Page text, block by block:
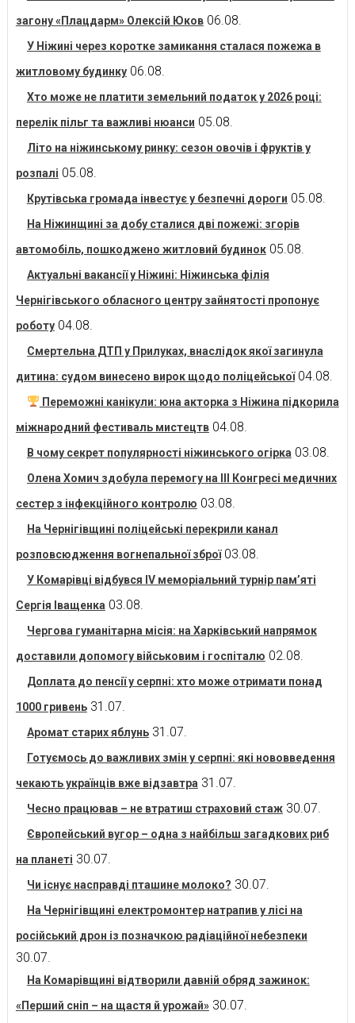
загону «Плацдарм» Олексій Юков 06.08.
У Ніжині через коротке замикання сталася пожежа в
житловому будинку 06.08.
Хто може не платити земельний податок у 2026 році:
перелік пільг та важливі нюанси 05.08.
Літо на ніжинському ринку: сезон овочів і фруктів у
розпалі 05.08.
Крутівська громада інвестує у безпечні дороги 05.08.
На Ніжинщині за добу сталися дві пожежі: згорів
автомобіль, пошкоджено житловий будинок 05.08.
Актуальні вакансії у Ніжині: Ніжинська філія
Чернігівського обласного центру зайнятості пропонує
роботу 04.08.
Смертельна ДТП у Прилуках, внаслідок якої загинула
дитина: судом винесено вирок щодо поліцейської 04.08.
Переможні канікули: юна акторка з Ніжина підкорила
міжнародний фестиваль мистецтв 04.08.
В чому секрет популярності ніжинського огірка 03.08.
Олена Хомич здобула перемогу на ІІІ Конгресі медичних
сестер з інфекційного контролю 03.08.
На Чернігівщині поліцейські перекрили канал
розповсюдження вогнепальної зброї 03.08.
У Комарівці відбувся IV меморіальний турнір пам’яті
Сергія Іващенка 03.08.
Чергова гуманітарна місія: на Харківський напрямок
доставили допомогу військовим і госпіталю 02.08.
Доплата до пенсії у серпні: хто може отримати понад
1000 гривень 31.07.
Аромат старих яблунь 31.07.
Готуємось до важливих змін у серпні: які нововведення
чекають українців вже відзавтра 31.07.
Чесно працював – не втратиш страховий стаж 30.07.
Європейський вугор – одна з найбільш загадкових риб
на планеті 30.07.
Чи існує насправді пташине молоко? 30.07.
На Чернігівщині електромонтер натрапив у лісі на
російський дрон із позначкою радіаційної небезпеки
30.07.
На Комарівщині відтворили давній обряд зажинок:
«Перший сніп – на щастя й урожай» 30.07.